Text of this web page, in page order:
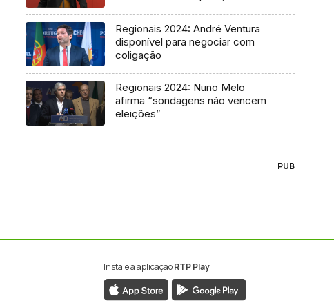
Regionais 2024: André Ventura
disponível para negociar com
coligação
Regionais 2024: Nuno Melo
afirma “sondagens não vencem
eleições”
PUB
Instale a aplicaçãoRTP Play